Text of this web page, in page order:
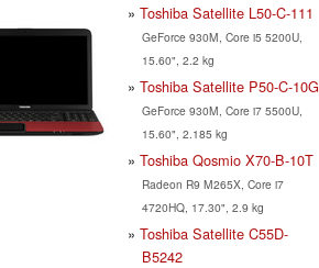
Toshiba Satellite L50-C-111
GeForce 930M, Core i5 5200U,
15.60", 2.2 kg
Toshiba Satellite P50-C-10G
GeForce 930M, Core i7 5500U,
15.60", 2.185 kg
Toshiba Qosmio X70-B-10T
Radeon R9 M265X, Core i7
4720HQ, 17.30", 2.9 kg
Toshiba Satellite C55D-
B5242